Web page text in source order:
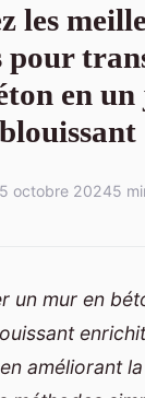
les
pour
en
octobre 20245
un mur en
améliorant la